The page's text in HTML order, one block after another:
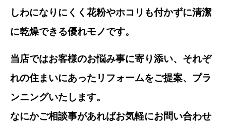
しわになりにくく花粉やホコリも付かずに清潔
に乾燥できる優れモノです。
当店ではお客様のお悩み事に寄り添い、それぞ
れの住まいにあったリフォームをご提案、プラ
ンニングいたします。
なにかご相談事があればお気軽にお問い合わせ